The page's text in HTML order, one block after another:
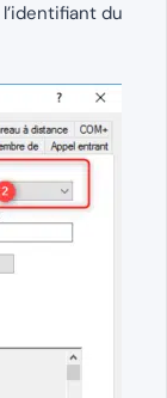
du